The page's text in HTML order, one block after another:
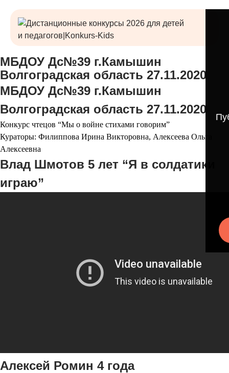
МБДОУ Дс№39 г.Камышин
Волгоградская область 27.11.2020
МБДОУ Дс№39 г.Камышин
Волгоградская область 27.11.2020
Конкурс чтецов “Мы о войне стихами говорим”
Кураторы: Филиппова Ирина Викторовна, Алексеева Ольга
Алексеевна
Влад Шмотов 5 лет “Я в солдатики
играю”
Алексей Ромин 4 года